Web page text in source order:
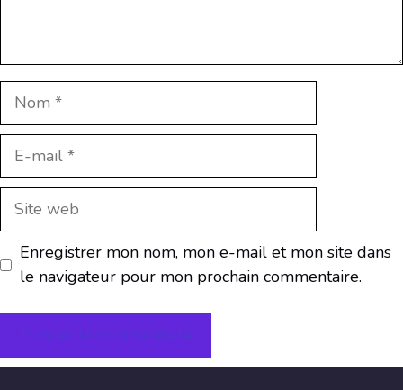
Nom
E-
Site
Enregistrer mon nom, mon e-mail et mon site dans
le navigateur pour mon prochain commentaire.